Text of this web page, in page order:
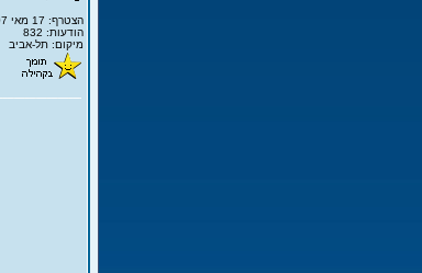
הצטרף: 17 מאי 2007
הודעות: 832
מיקום: תל-אביב